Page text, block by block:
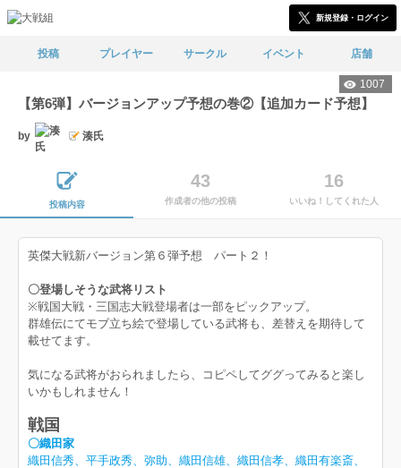
新規登録・ログイン
投稿 プレイヤー サークル イベント 店舗
1007
【第6弾】バージョンアップ予想の巻②【追加カード予想】
by 湊氏
投稿内容
43
作成者の他の投稿
16
いいね！してくれた人
英傑大戦新バージョン第６弾予想 パート２！
〇登場しそうな武将リスト
※戦国大戦・三国志大戦登場者は一部をピックアップ。
群雄伝にてモブ立ち絵で登場している武将も、差替えを期待して
載せてます。
気になる武将がおられましたら、コピペしてググってみると楽し
いかもしれません！
戦国
〇織田家
織田信秀、平手政秀、弥助、織田信雄、織田信孝、織田有楽斎、